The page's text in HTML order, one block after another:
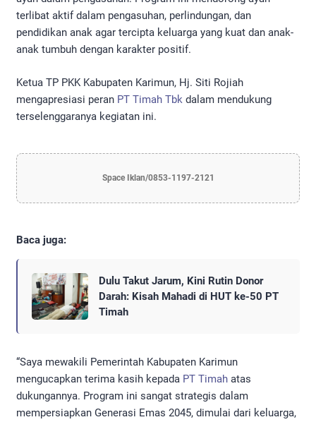
terlibat aktif dalam pengasuhan, perlindungan, dan
pendidikan anak agar tercipta keluarga yang kuat dan anak-
anak tumbuh dengan karakter positif.
Ketua TP PKK Kabupaten Karimun, Hj. Siti Rojiah
mengapresiasi peran PT Timah Tbk dalam mendukung
terselenggaranya kegiatan ini.
Space Iklan/0853-1197-2121
Baca juga:
Dulu Takut Jarum, Kini Rutin Donor
Darah: Kisah Mahadi di HUT ke-50 PT
Timah
“Saya mewakili Pemerintah Kabupaten Karimun
mengucapkan terima kasih kepada PT Timah atas
dukungannya. Program ini sangat strategis dalam
mempersiapkan Generasi Emas 2045, dimulai dari keluarga,